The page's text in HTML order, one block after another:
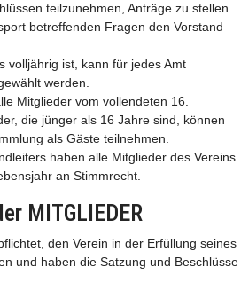
teilzunehmen, Anträge zu stellen
betreffenden Fragen den Vorstand
volljährig ist, kann für jedes Amt
werden.
Mitglieder vom vollendeten 16.
die jünger als 16 Jahre sind, können
als Gäste teilnehmen.
haben alle Mitglieder des Vereins
an Stimmrecht.
MITGLIEDER
den Verein in der Erfüllung seines
und haben die Satzung und Beschlüsse